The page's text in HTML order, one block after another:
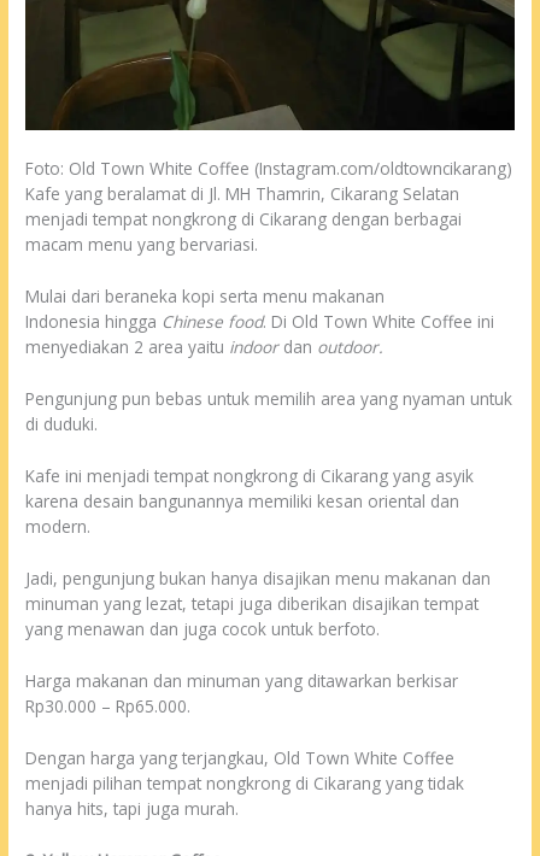
Foto: Old Town White Coffee (Instagram.com/oldtowncikarang)
Kafe yang beralamat di Jl. MH Thamrin, Cikarang Selatan
menjadi tempat nongkrong di Cikarang dengan berbagai
macam menu yang bervariasi.
Mulai dari beraneka kopi serta menu makanan
Indonesia hingga Chinese food. Di Old Town White Coffee ini
menyediakan 2 area yaitu indoordan outdoor.
Pengunjung pun bebas untuk memilih area yang nyaman untuk
di duduki.
Kafe ini menjadi tempat nongkrong di Cikarang yang asyik
karena desain bangunannya memiliki kesan oriental dan
modern.
Jadi, pengunjung bukan hanya disajikan menu makanan dan
minuman yang lezat, tetapi juga diberikan disajikan tempat
yang menawan dan juga cocok untuk berfoto.
Harga makanan dan minuman yang ditawarkan berkisar
Rp30.000 – Rp65.000.
Dengan harga yang terjangkau, Old Town White Coffee
menjadi pilihan tempat nongkrong di Cikarang yang tidak
hanya hits, tapi juga murah.